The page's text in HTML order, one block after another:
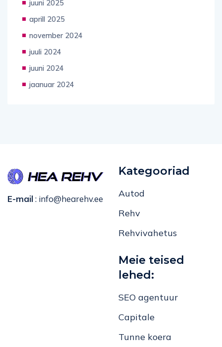
juuni 2025
aprill 2025
november 2024
juuli 2024
juuni 2024
jaanuar 2024
E-mail: info@hearehv.ee
Kategooriad
Autod
Rehv
Rehvivahetus
Meie teised
lehed:
SEO agentuur
Capitale
Tunne koera